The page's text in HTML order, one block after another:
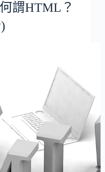
謂HTML？